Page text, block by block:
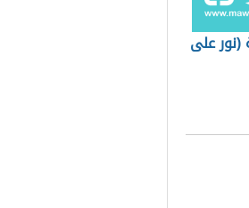
(نور على